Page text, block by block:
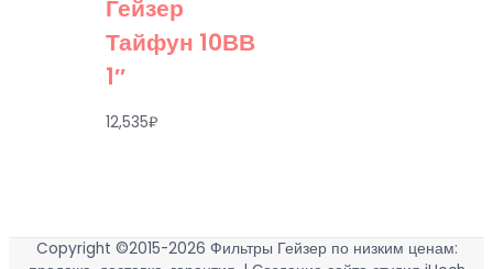
Гейзер
Тайфун 10ВВ
1″
12,535₽
Copyright ©2015-2026 Фильтры Гейзер по низким ценам: